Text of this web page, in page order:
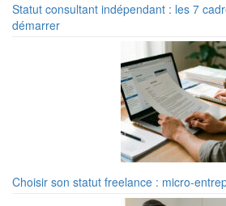
Statut consultant indépendant : les 7
démarrer
Choisir son statut freelance : micro-